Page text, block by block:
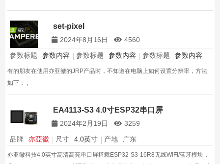
set-pixel
2024年8月16日 4560
参数标题 参数内容 参数标题 参数内容 参数标题 参数内容
有的朋友在使用亦亚徽的JRP产品时，不知道在电脑上如何设置分辨率，方法
如下： ,
EA4113-S3 4.0寸ESP32串口屏
2024年2月19日 3259
品牌 亦亞徽 尺寸 4.0英寸 产地 广东
亦亚徽科技4.0英寸高清高亮串口屏搭载ESP32-S3-16R8无线WIFI/蓝牙模块，